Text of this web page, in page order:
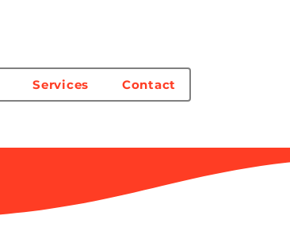
Services Contact